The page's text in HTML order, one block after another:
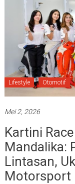
Lifestyle Otomotif
Mei 2, 2026
Kartini
Mandalika:
Lintasan,
Motorsport